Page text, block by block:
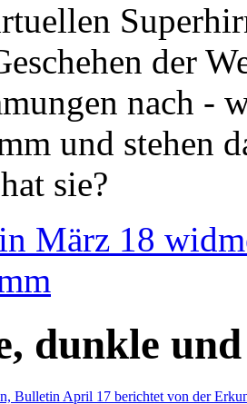
der
nach -
und stehen
sie?
März 18
dunkle
Bulletin April 17 berichtet von der